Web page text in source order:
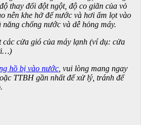
thay đổi đột ngột, độ co giãn của vỏ
nên khe hở để nước và hơi ẩm lọt vào
chống nước và dễ hỏng máy.
các cửa gió của máy lạnh (ví dụ: cửa
hồ bị vào nước , vui lòng mang ngay
TTBH gần nhất để xử lý, tránh để